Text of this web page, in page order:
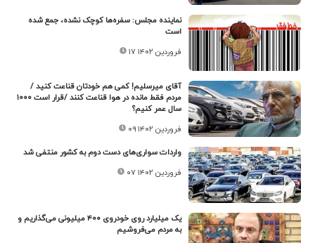
نماینده مجلس: سفره‌ها کوچک نشده، جمع شده
است
۱۷ فروردین ۱۴۰۲
آقای میرسلیم! کمی هم خودتان قناعت کنید /
مردم فقط مانده در هوا قناعت کنند /قرار است ۱۰۰۰
سال عمر کنیم؟
۰۹ فروردین ۱۴۰۲
واردات سواری‌های دست دوم به کشور منتفی شد
۰۷ فروردین ۱۴۰۲
یک میلیارد روی خودروی ۴۰۰ میلیونی می‌گذاریم و
به مردم می‌فروشیم